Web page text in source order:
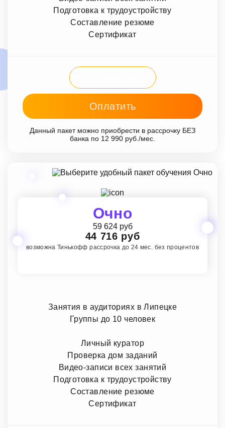
Подготовка к трудоустройству
Составление резюме
Сертификат
Оплатить
Данный пакет можно приобрести в рассрочку БЕЗ
банка по 12 990 руб./мес.
Очно
59 624 руб
44 716 руб
возможна Тинькофф рассрочка до 24 мес. без процентов
Занятия в аудиториях в Липецке
Группы до 10 человек
Личный куратор
Проверка дом заданий
Видео-записи всех занятий
Подготовка к трудоустройству
Составление резюме
Сертификат